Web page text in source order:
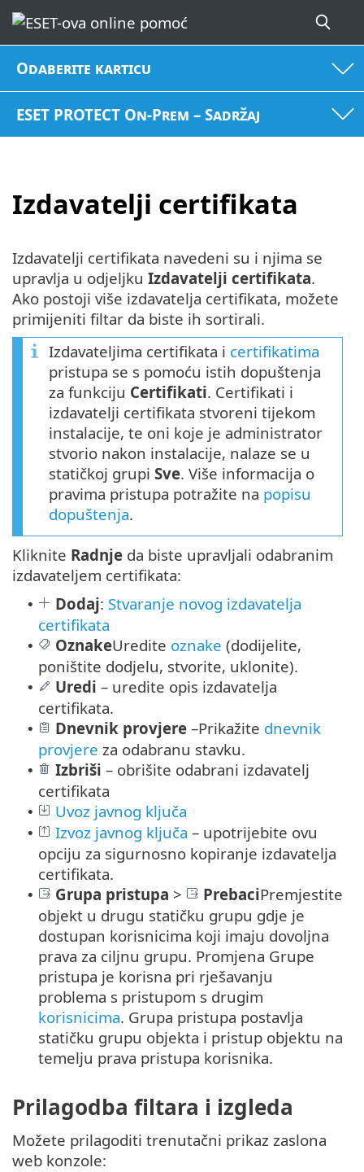
Odaberite karticu
ESET PROTECT On-Prem – Sadržaj
Izdavatelji certifikata
Izdavatelji certifikata navedeni su i njima se
upravlja u odjeljku Izdavatelji certifikata.
Ako postoji više izdavatelja certifikata, možete
primijeniti filtar da biste ih sortirali.
Izdavateljima certifikata i certifikatima
pristupa se s pomoću istih dopuštenja
za funkciju Certifikati. Certifikati i
izdavatelji certifikata stvoreni tijekom
instalacije, te oni koje je administrator
stvorio nakon instalacije, nalaze se u
statičkoj grupi Sve. Više informacija o
pravima pristupa potražite na popisu
dopuštenja.
Kliknite Radnje da biste upravljali odabranim
izdavateljem certifikata:
• Dodaj: Stvaranje novog izdavatelja
certifikata
• OznakeUredite oznake (dodijelite,
poništite dodjelu, stvorite, uklonite).
• Uredi – uredite opis izdavatelja
certifikata.
• Dnevnik provjere –Prikažite dnevnik
provjere za odabranu stavku.
• Izbriši – obrišite odabrani izdavatelj
certifikata
• Uvoz javnog ključa
• Izvoz javnog ključa – upotrijebite ovu
opciju za sigurnosno kopiranje izdavatelja
certifikata.
• Grupa pristupa > PrebaciPremjestite
objekt u drugu statičku grupu gdje je
dostupan korisnicima koji imaju dovoljna
prava za ciljnu grupu. Promjena Grupe
pristupa je korisna pri rješavanju
problema s pristupom s drugim
korisnicima. Grupa pristupa postavlja
statičku grupu objekta i pristup objektu na
temelju prava pristupa korisnika.
Prilagodba filtara i izgleda
Možete prilagoditi trenutačni prikaz zaslona
web konzole: